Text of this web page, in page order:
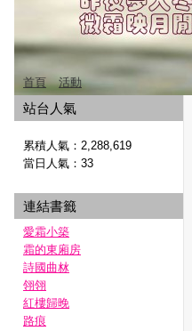
首頁 活動
站台人氣
累積人氣： 2,288,619
當日人氣： 33
連結書籤
愛霜小築
霜的東廂房
詩國曲沝
翎翎
紅樓歸晚
路痕